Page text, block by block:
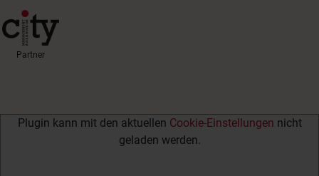
Partner
Plugin kann mit den aktuellen Cookie-Einstellungen nicht
geladen werden.